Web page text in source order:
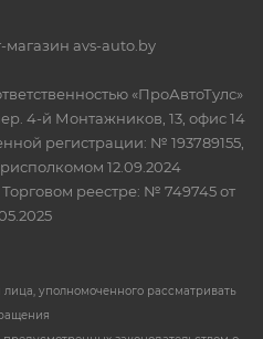
avs-auto.by
«ПроАвтоТулс»
4-й Монтажников, 13, офис 14
регистрации: № 193789155,
12.09.2024
реестре: № 749745 от
уполномоченного рассматривать